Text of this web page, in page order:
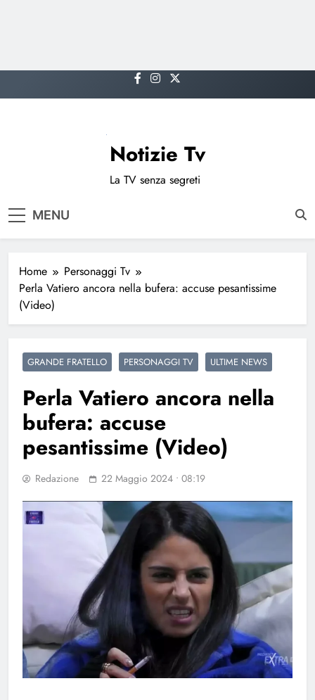
to
Notizie Tv
La TV senza segreti
MENU
Home
Personaggi Tv
Perla Vatiero ancora nella bufera: accuse pesantissime
(Video)
GRANDE FRATELLO PERSONAGGI TV ULTIME NEWS
Perla Vatiero ancora nella
bufera: accuse
pesantissime (Video)
Redazione 22 Maggio 2024 • 08:19